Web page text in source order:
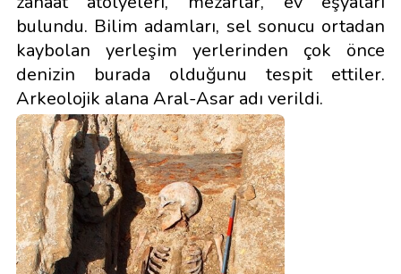
bulundu. Bilim adamları, sel sonucu ortadan
kaybolan yerleşim yerlerinden çok önce
denizin burada olduğunu tespit ettiler.
Arkeolojik alana Aral-Asar adı verildi.